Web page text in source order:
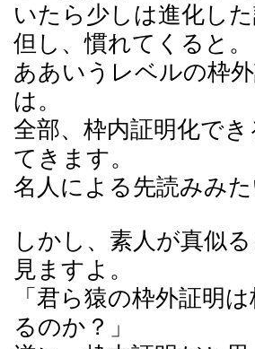
いたら少しは進化した
但し、慣れてくると。
ああいうレベルの枠
は。
全部、枠内証明化でき
てきます。
名人による先読みみた
しかし、素人が真似
見ますよ。
「君ら猿の枠外証明
るのか？」